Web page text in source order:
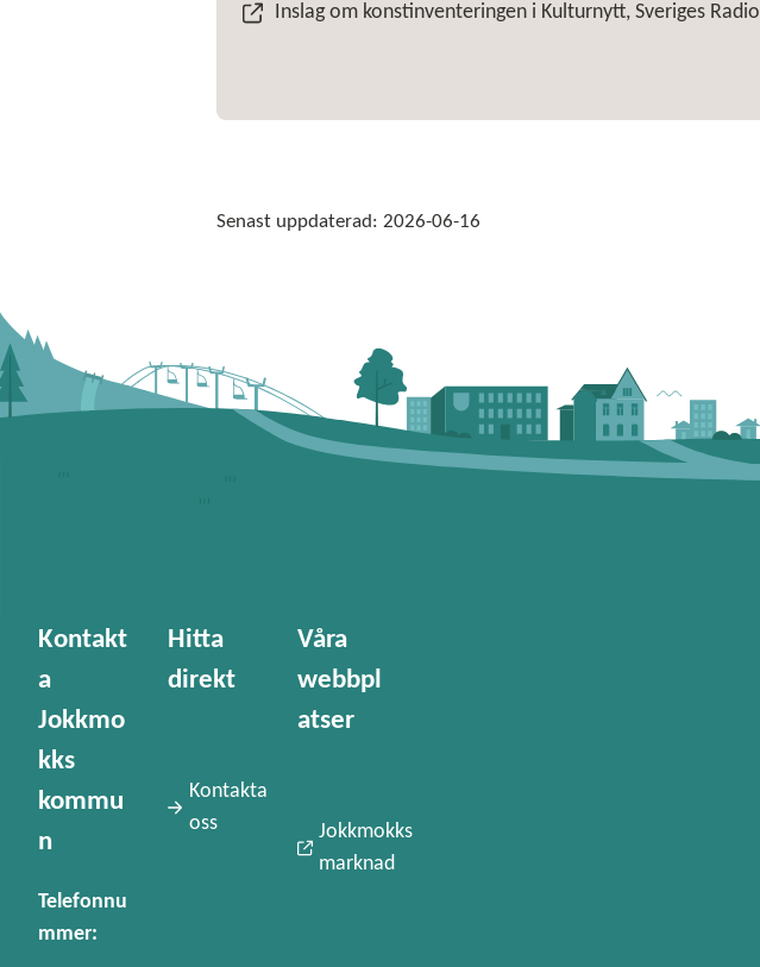
Inslag om konstinventeringen i Kulturnytt, Sveriges Radio
Senast uppdaterad: 2026-06-16
Kontakt
a
Jokkmo
kks
kommu
n
Telefonnu
mmer:
Hitta
direkt
Kontakta
oss
Våra
webbpl
atser
Jokkmokks
marknad